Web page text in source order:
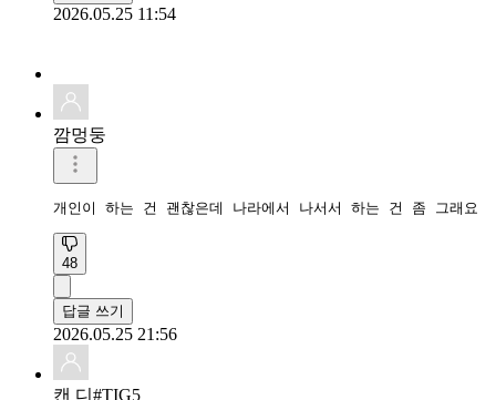
2026.05.25 11:54
깜멍둥
개인이 하는 건 괜찮은데 나라에서 나서서 하는 건 좀 그래요
48
답글 쓰기
2026.05.25 21:56
캔 디#TIG5